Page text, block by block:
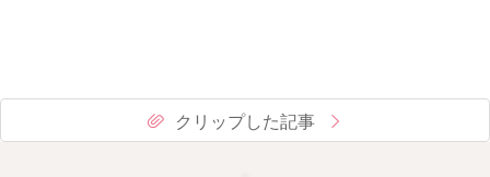
クリップした記事